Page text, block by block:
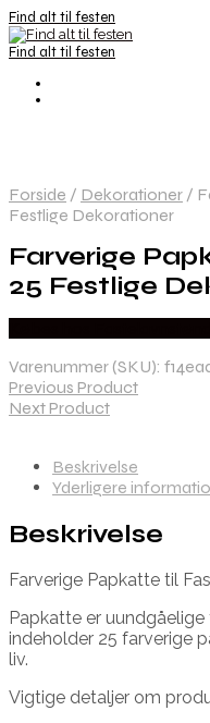
Find alt til festen
Find alt til festen
Forside / Dekorationer /
Festlige Dekorationer
Farverige
25 Festlige
Varenummer (SKU):
Previous Product
Next Product
Beskrivelse
Yderligere
Beskrivelse
Farverige Papkatte til
Papkatte er
indeholder 25 farverige
liv.
Vigtige detaljer om